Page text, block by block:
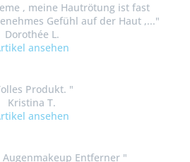
, meine Hautrötung ist fast
Gefühl auf der Haut ,..."
Dorothée L.
ansehen
Produkt. "
Kristina T.
ansehen
Entferner "